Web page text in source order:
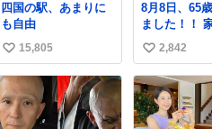
四国の駅、あまりに
も自由
い
い
ね
数
15,805
8月8日、65
ました！！ 家族みん
なに素敵なお
してもらいま
た！！ 実は今年、家
族に怪我が
て、 6月には
膝を脱臼。
い
い
ね
数
2,842